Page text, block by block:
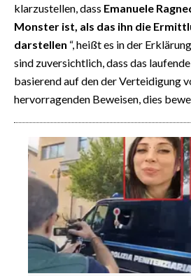
klarzustellen, dass Emanuele
Monster ist, als das ihn die
darstellen “, heißt es in der
sind zuversichtlich, dass das
basierend auf den der Verteidigung
hervorragenden Beweisen, dies